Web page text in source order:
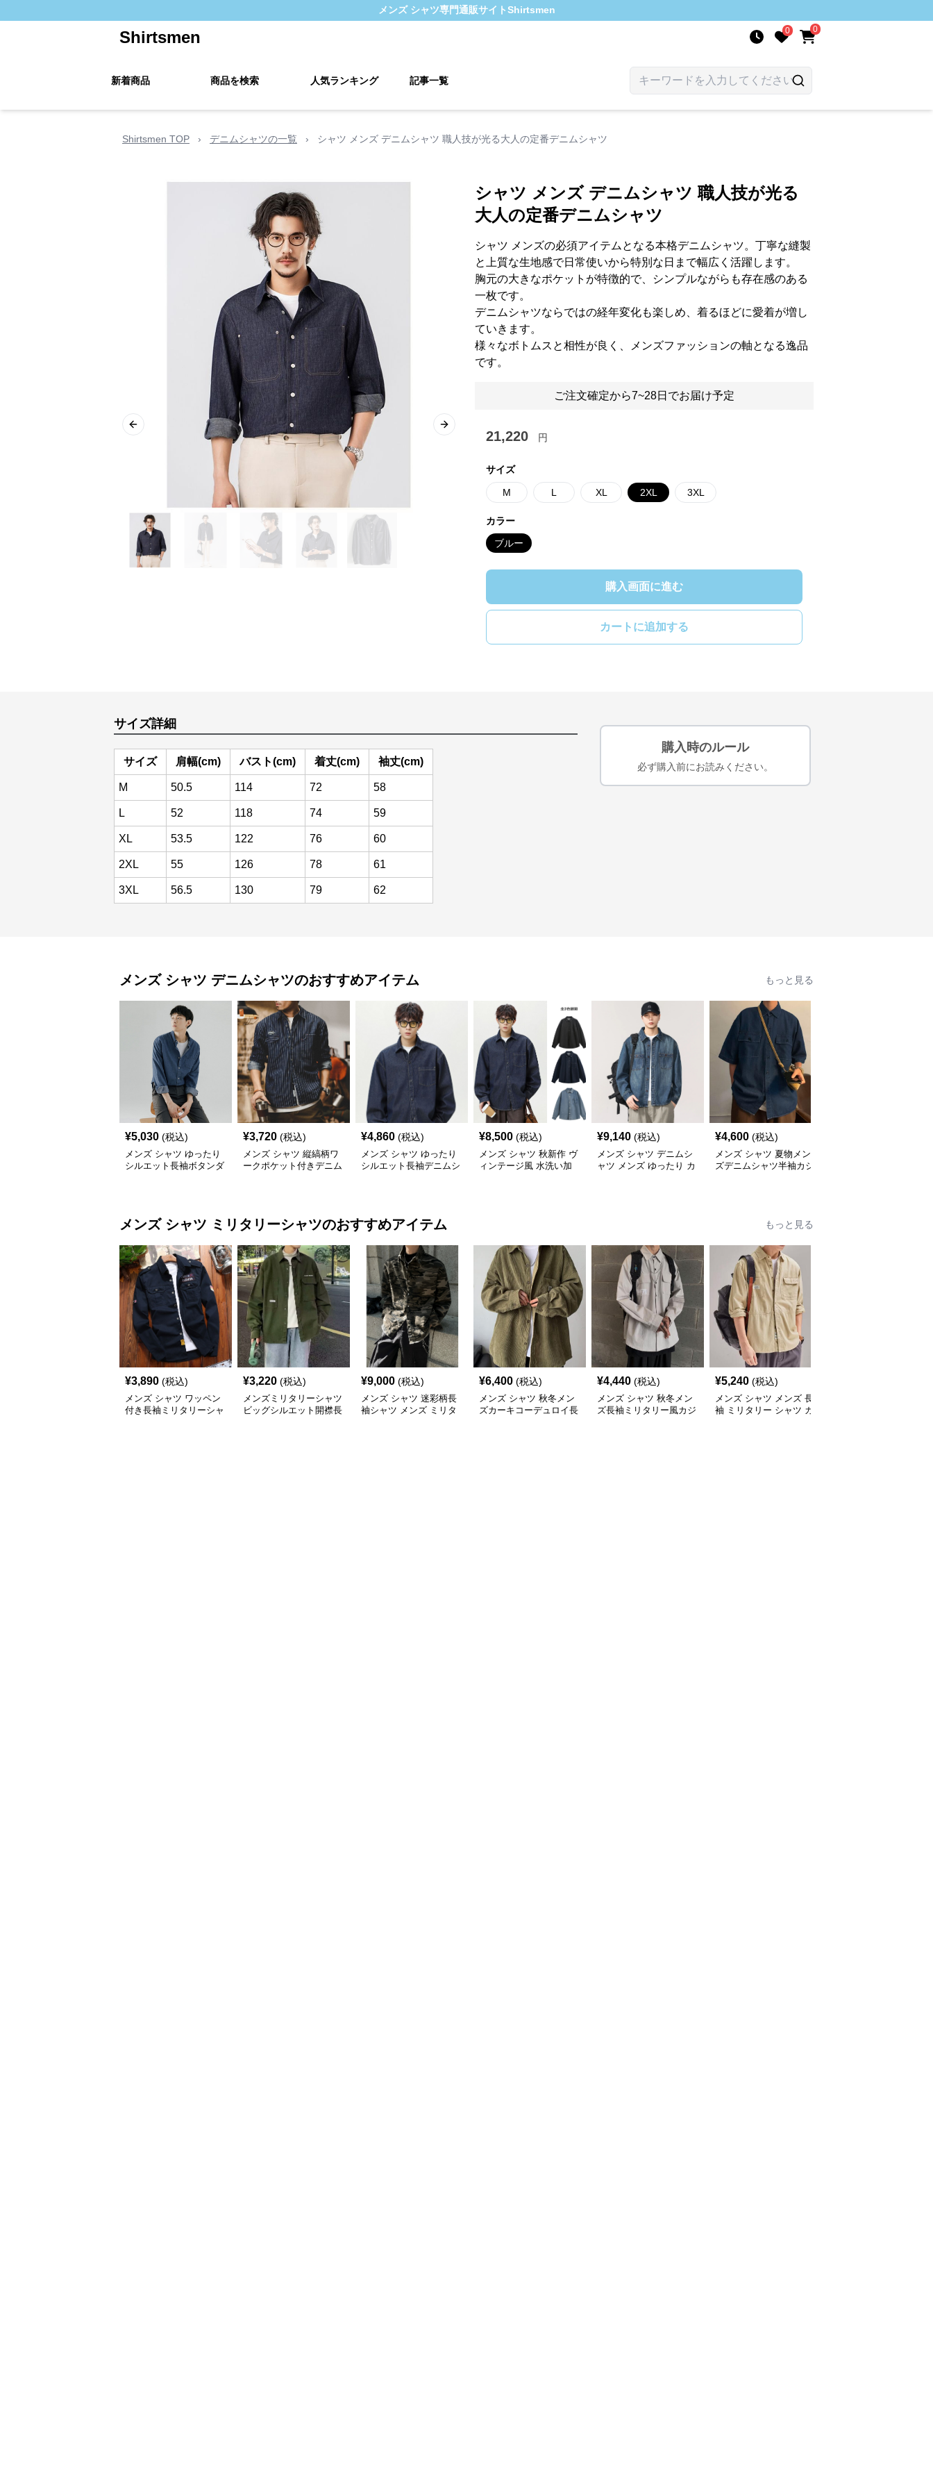
メンズ シャツ専門通販サイトShirtsmen
Shirtsmen 0 0
新着商品 商品を検索 人気ランキング 記事一覧
Shirtsmen TOP › デニムシャツの一覧 › シャツ メンズ デニムシャツ 職人技が光る大人の定番デニムシャツ
Previous slide Next slide
シャツ メンズ デニムシャツ 職人技が光る
大人の定番デニムシャツ
シャツ メンズの必須アイテムとなる本格デニムシャツ。丁寧な縫製
と上質な生地感で日常使いから特別な日まで幅広く活躍します。
胸元の大きなポケットが特徴的で、シンプルながらも存在感のある
一枚です。
デニムシャツならではの経年変化も楽しめ、着るほどに愛着が増し
ていきます。
様々なボトムスと相性が良く、メンズファッションの軸となる逸品
です。
ご注文確定から7~28日でお届け予定
21,220 円
サイズ
M L XL 2XL 3XL
カラー
ブルー
購入画面に進む
カートに追加する
サイズ詳細
サイズ 肩幅(cm) バスト(cm) 着丈(cm) 袖丈(cm)
M 50.5 114 72 58
L 52 118 74 59
XL 53.5 122 76 60
2XL 55 126 78 61
3XL 56.5 130 79 62
購入時のルール
必ず購入前にお読みください。
メンズ シャツ デニムシャツのおすすめアイテム もっと見る
¥5,030 (税込)
メンズ シャツ ゆったり
シルエット長袖ボタンダ
¥3,720 (税込)
メンズ シャツ 縦縞柄ワ
ークポケット付きデニム
¥4,860 (税込)
メンズ シャツ ゆったり
シルエット長袖デニムシ
¥8,500 (税込)
メンズ シャツ 秋新作 ヴ
ィンテージ風 水洗い加
¥9,140 (税込)
メンズ シャツ デニムシ
ャツ メンズ ゆったり カ
¥4,600 (税込)
メンズ シャツ 夏物メン
ズデニムシャツ半袖カジ
メンズ シャツ ミリタリーシャツのおすすめアイテム もっと見る
¥3,890 (税込)
メンズ シャツ ワッペン
付き長袖ミリタリーシャ
¥3,220 (税込)
メンズミリタリーシャツ
ビッグシルエット開襟長
¥9,000 (税込)
メンズ シャツ 迷彩柄長
袖シャツ メンズ ミリタ
¥6,400 (税込)
メンズ シャツ 秋冬メン
ズカーキコーデュロイ長
¥4,440 (税込)
メンズ シャツ 秋冬メン
ズ長袖ミリタリー風カジ
¥5,240 (税込)
メンズ シャツ メンズ 長
袖 ミリタリー シャツ カ